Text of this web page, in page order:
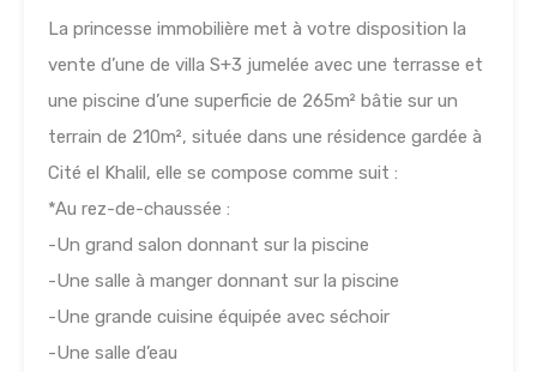
La princesse immobilière met à votre disposition la
vente d’une de villa S+3 jumelée avec une terrasse et
une piscine d’une superficie de 265m² bâtie sur un
terrain de 210m², située dans une résidence gardée à
Cité el Khalil, elle se compose comme suit :
*Au rez-de-chaussée :
-Un grand salon donnant sur la piscine
-Une salle à manger donnant sur la piscine
-Une grande cuisine équipée avec séchoir
-Une salle d’eau